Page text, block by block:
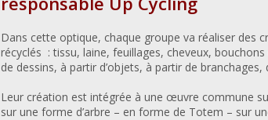
Dans cette optique, chaque groupe va réaliser des
récyclés : tissu, laine, feuillages, cheveux,
de dessins, à partir d’objets, à partir de
Leur création est intégrée à une œuvre commune
sur une forme d’arbre – en forme de Totem – sur